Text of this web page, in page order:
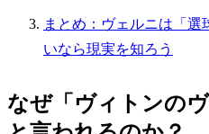
まとめ：ヴェルニは「選
いなら現実を知ろう
なぜ「ヴィトンの